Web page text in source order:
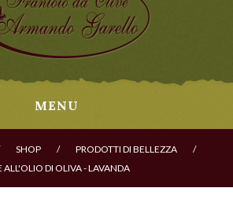
MENU
SHOP / PRODOTTI DI BELLEZZA
/
ALL'OLIO DI OLIVA - LAVANDA